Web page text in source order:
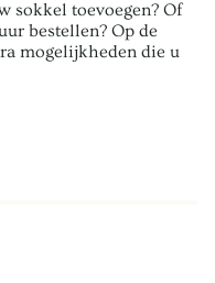
sokkel toevoegen? Of
bestellen? Op de
mogelijkheden die u